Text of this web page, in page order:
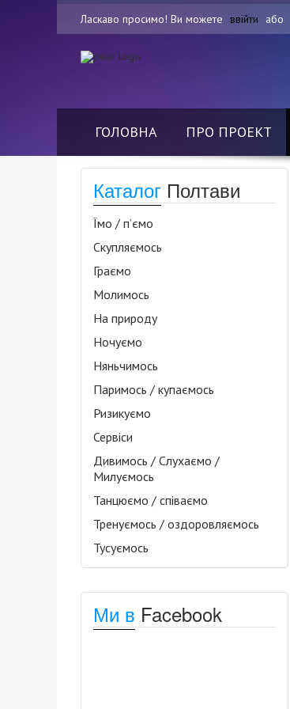
Ласкаво просимо! Ви можете ввійти або
ГОЛОВНА ПРО ПРОЕКТ
Каталог Полтави
Їмо / п’ємо
Скупляємось
Граємо
Молимось
На природу
Ночуємо
Няньчимось
Паримось / купаємось
Ризикуємо
Сервіси
Дивимось / Слухаємо /
Милуємось
Танцюємо / співаємо
Тренуємось / оздоровляємось
Тусуємось
Ми в Facebook